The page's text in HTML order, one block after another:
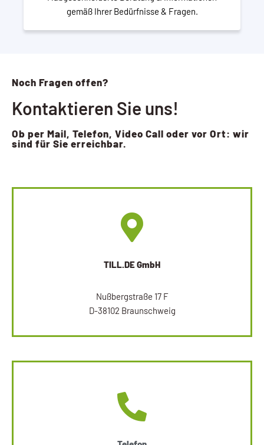
gemäß Ihrer Bedürfnisse & Fragen.
Noch Fragen offen?
Kontaktieren Sie uns!
Ob per Mail, Telefon, Video Call oder vor Ort: wir
sind für Sie erreichbar.
TILL.DE GmbH
Nußbergstraße 17 F
D-38102 Braunschweig